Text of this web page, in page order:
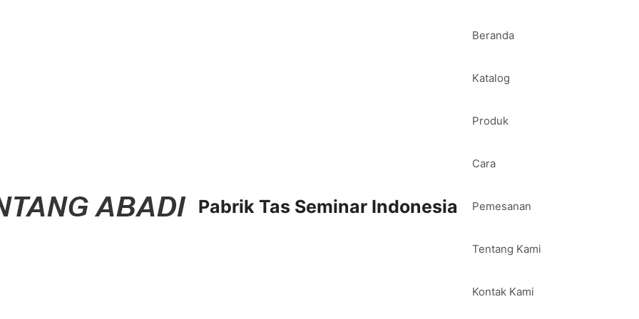
Pabrik Tas Seminar Indonesia
Beranda
Katalog
Produk
Cara
Pemesanan
Tentang Kami
Kontak Kami